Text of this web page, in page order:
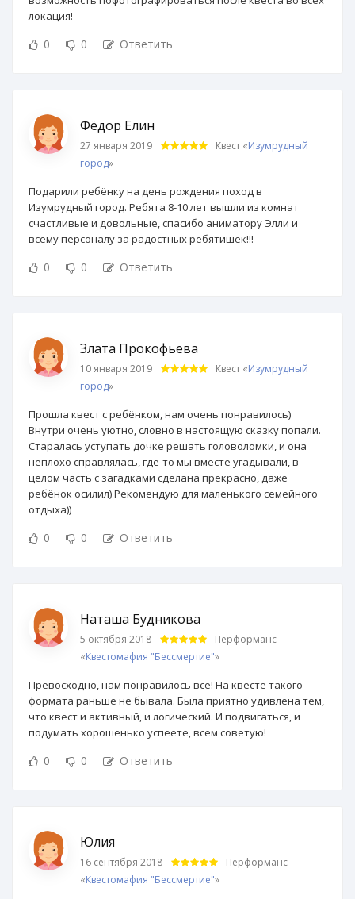
локация!
0 0 Ответить
Фёдор Елин
27 января 2019 Квест «Изумрудный
город»
Подарили ребёнку на день рождения поход в
Изумрудный город. Ребята 8-10 лет вышли из комнат
счастливые и довольные, спасибо аниматору Элли и
всему персоналу за радостных ребятишек!!!
0 0 Ответить
Злата Прокофьева
10 января 2019 Квест «Изумрудный
город»
Прошла квест с ребёнком, нам очень понравилось)
Внутри очень уютно, словно в настоящую сказку попали.
Старалась уступать дочке решать головоломки, и она
неплохо справлялась, где-то мы вместе угадывали, в
целом часть с загадками сделана прекрасно, даже
ребёнок осилил) Рекомендую для маленького семейного
отдыха))
0 0 Ответить
Наташа Будникова
5 октября 2018
Перформанс
«Квестомафия "Бессмертие"»
Превосходно, нам понравилось все! На квесте такого
формата раньше не бывала. Была приятно удивлена тем,
что квест и активный, и логический. И подвигаться, и
подумать хорошенько успеете, всем советую!
0 0 Ответить
Юлия
16 сентября 2018
Перформанс
«Квестомафия "Бессмертие"»